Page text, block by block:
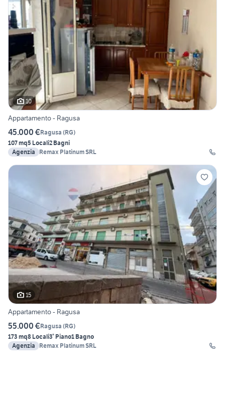
10
Appartamento - Ragusa
45.000 €Ragusa (RG)
107 mq5 Locali2 Bagni
Agenzia
Remax Platinum SRL
15
Appartamento - Ragusa
55.000 €Ragusa (RG)
173 mq8 Locali3° Piano1 Bagno
Agenzia
Remax Platinum SRL